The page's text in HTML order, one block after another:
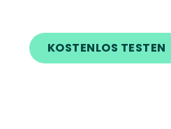
KOSTENLOS TESTEN